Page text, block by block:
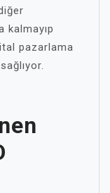
kalmayıp
pazarlama